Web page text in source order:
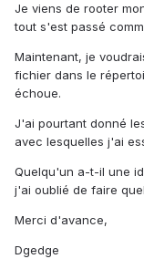
Je viens de rooter
tout s'est passé
Maintenant, je
fichier dans le
échoue.
J'ai pourtant donné
avec lesquelles j'ai
Quelqu'un a-t-il une
j'ai oublié de faire
Merci d'avance,
Dgedge